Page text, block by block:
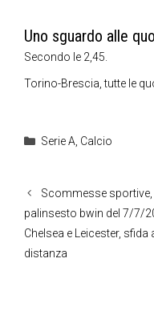
Uno sguardo alle
Secondo le 2,45.
Torino-Brescia, tutte le
Categorie
Serie A, Calcio
Scommesse sportive,
palinsesto bwin del 7/7/
Chelsea e Leicester, sfida
distanza